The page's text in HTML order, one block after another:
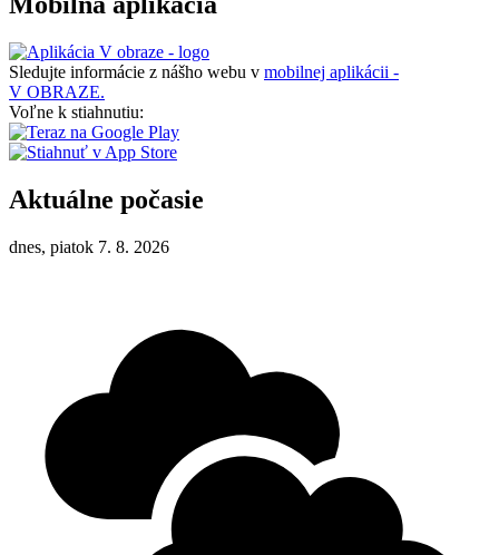
Sledujte informácie z nášho webu v mobilnej aplikácii -
V OBRAZE.
Voľne k stiahnutiu:
Aktuálne počasie
dnes, piatok 7. 8. 2026